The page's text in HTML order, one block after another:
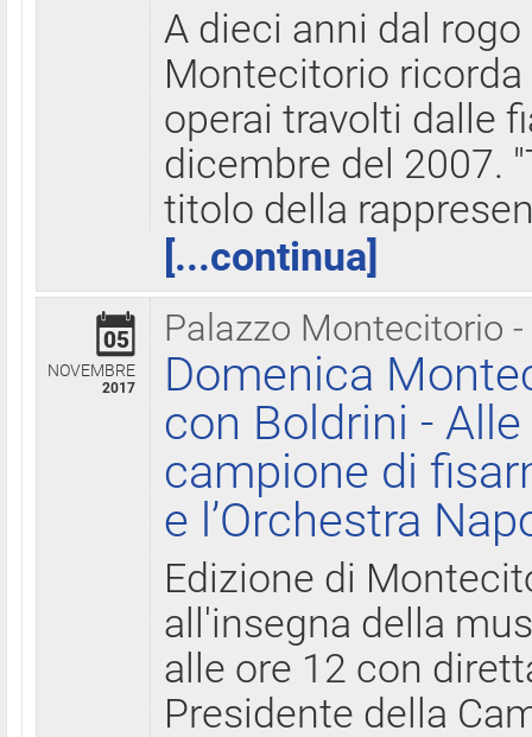
A dieci anni dal
Montecitorio
operai travolti dalle
dicembre del 2007.
titolo della
[...continua]
Palazzo Montecitorio
05
NOVEMBRE
2017
Domenica
con Boldrini -
campione di
e l’Orchestra
Edizione di
all'insegna della
alle ore 12 con
Presidente della